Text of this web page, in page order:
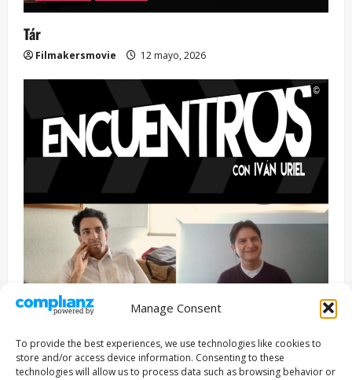
Manage Consent
To provide the best experiences, we use technologies like cookies to
store and/or access device information. Consenting to these
technologies will allow us to process data such as browsing behavior or
Tár
Filmakersmovie 12 mayo, 2026
Entrevista Series
ENCUENTROS CON IVÁN URIEL T3E22: JUAN PATRICIO
RIVEROLL